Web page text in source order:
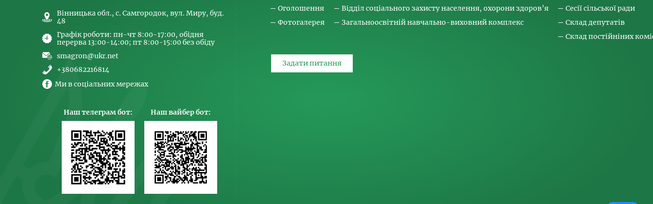
Вінницька обл., с. Самгородок, вул. Миру, буд.
48
Графік роботи: пн-чт 8:00-17:00, обідня
перерва 13:00-14:00; пт 8:00-15:00 без обіду
smagron@ukr.net
+380682216814
Ми в соціальних мережах
Наш телеграм бот: Наш вайбер бот:
Оголошення
Фотогалерея
Відділ соціального захисту населення, охорони здоров’я
Загальноосвітній навчально-виховний комплекс
Сесії сільської ради
Склад депутатів
Склад постійніних
Задати питання